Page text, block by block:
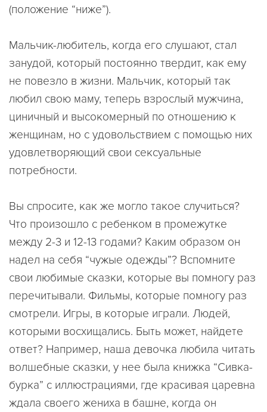
(положение “ниже”).
Мальчик-любитель, когда его слушают, стал
занудой, который постоянно твердит, как ему
не повезло в жизни. Мальчик, который так
любил свою маму, теперь взрослый мужчина,
циничный и высокомерный по отношению к
женщинам, но с удовольствием с помощью них
удовлетворяющий свои сексуальные
потребности.
Вы спросите, как же могло такое случиться?
Что произошло с ребенком в промежутке
между 2-3 и 12-13 годами? Каким образом он
надел на себя “чужые одежды”? Вспомните
свои любимые сказки, которые вы помногу раз
перечитывали. Фильмы, которые помногу раз
смотрели. Игры, в которые играли. Людей,
которыми восхищались. Быть может, найдете
ответ? Например, наша девочка любила читать
волшебные сказки, у нее была книжка “Сивка-
бурка” с иллюстрациями, где красивая царевна
ждала своего жениха в башне, когда он